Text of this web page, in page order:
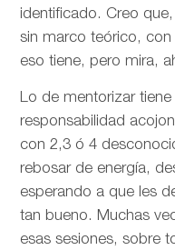
identificado. Creo
sin marco teórico,
eso tiene, pero mira,
Lo de mentorizar
responsabilidad
con 2,3 ó 4
rebosar de energía,
esperando a que les
tan bueno. Muchas
esas sesiones, sobre